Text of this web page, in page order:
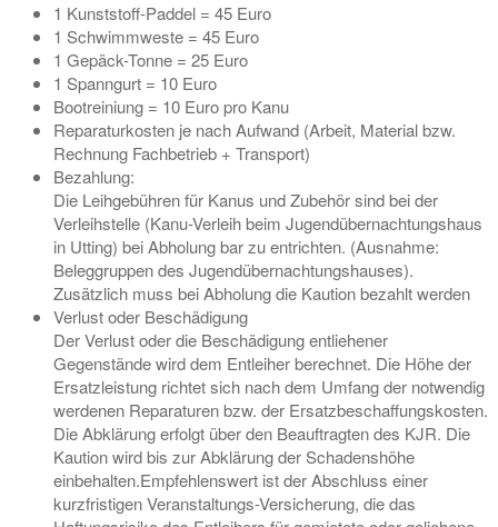
1 Kunststoff-Paddel = 45 Euro
1 Schwimmweste = 45 Euro
1 Gepäck-Tonne = 25 Euro
1 Spanngurt = 10 Euro
Bootreiniung = 10 Euro pro Kanu
Reparaturkosten je nach Aufwand (Arbeit, Material bzw.
Rechnung Fachbetrieb + Transport)
Bezahlung:
Die Leihgebühren für Kanus und Zubehör sind bei der
Verleihstelle (Kanu-Verleih beim Jugendübernachtungshaus
in Utting) bei Abholung bar zu entrichten. (Ausnahme:
Beleggruppen des Jugendübernachtungshauses).
Zusätzlich muss bei Abholung die Kaution bezahlt werden
Verlust oder Beschädigung
Der Verlust oder die Beschädigung entliehener
Gegenstände wird dem Entleiher berechnet. Die Höhe der
Ersatzleistung richtet sich nach dem Umfang der notwendig
werdenen Reparaturen bzw. der Ersatzbeschaffungskosten.
Die Abklärung erfolgt über den Beauftragten des KJR. Die
Kaution wird bis zur Abklärung der Schadenshöhe
einbehalten.Empfehlenswert ist der Abschluss einer
kurzfristigen Veranstaltungs-Versicherung, die das